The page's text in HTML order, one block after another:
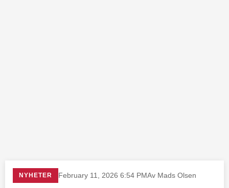
NYHETER February 11, 2026 6:54 PMAv Mads Olsen